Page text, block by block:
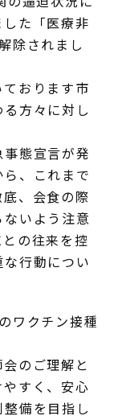
た「医療非
除されまし
おります市
方々に対し
態宣言が発
、これまで
、会食の際
いよう注意
の往来を控
行動につい
ワクチン接種
のご理解と
すく、安心
備を目指し